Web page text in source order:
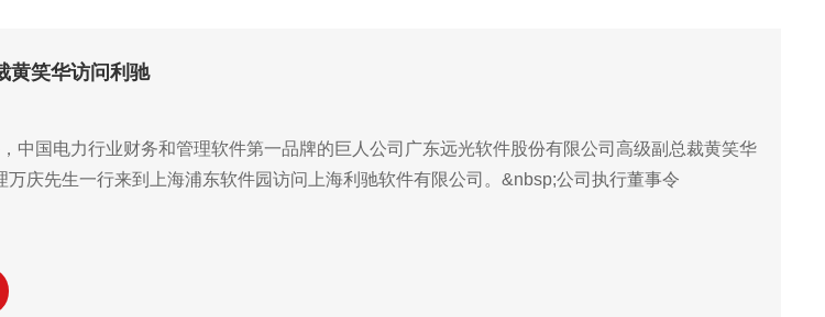
黄笑华访问利驰
中国电力行业财务和管理软件第一品牌的巨人公司广东远光软件股份有限公司高级副总裁黄笑华
万庆先生一行来到上海浦东软件园访问上海利驰软件有限公司。&nbsp;公司执行董事令